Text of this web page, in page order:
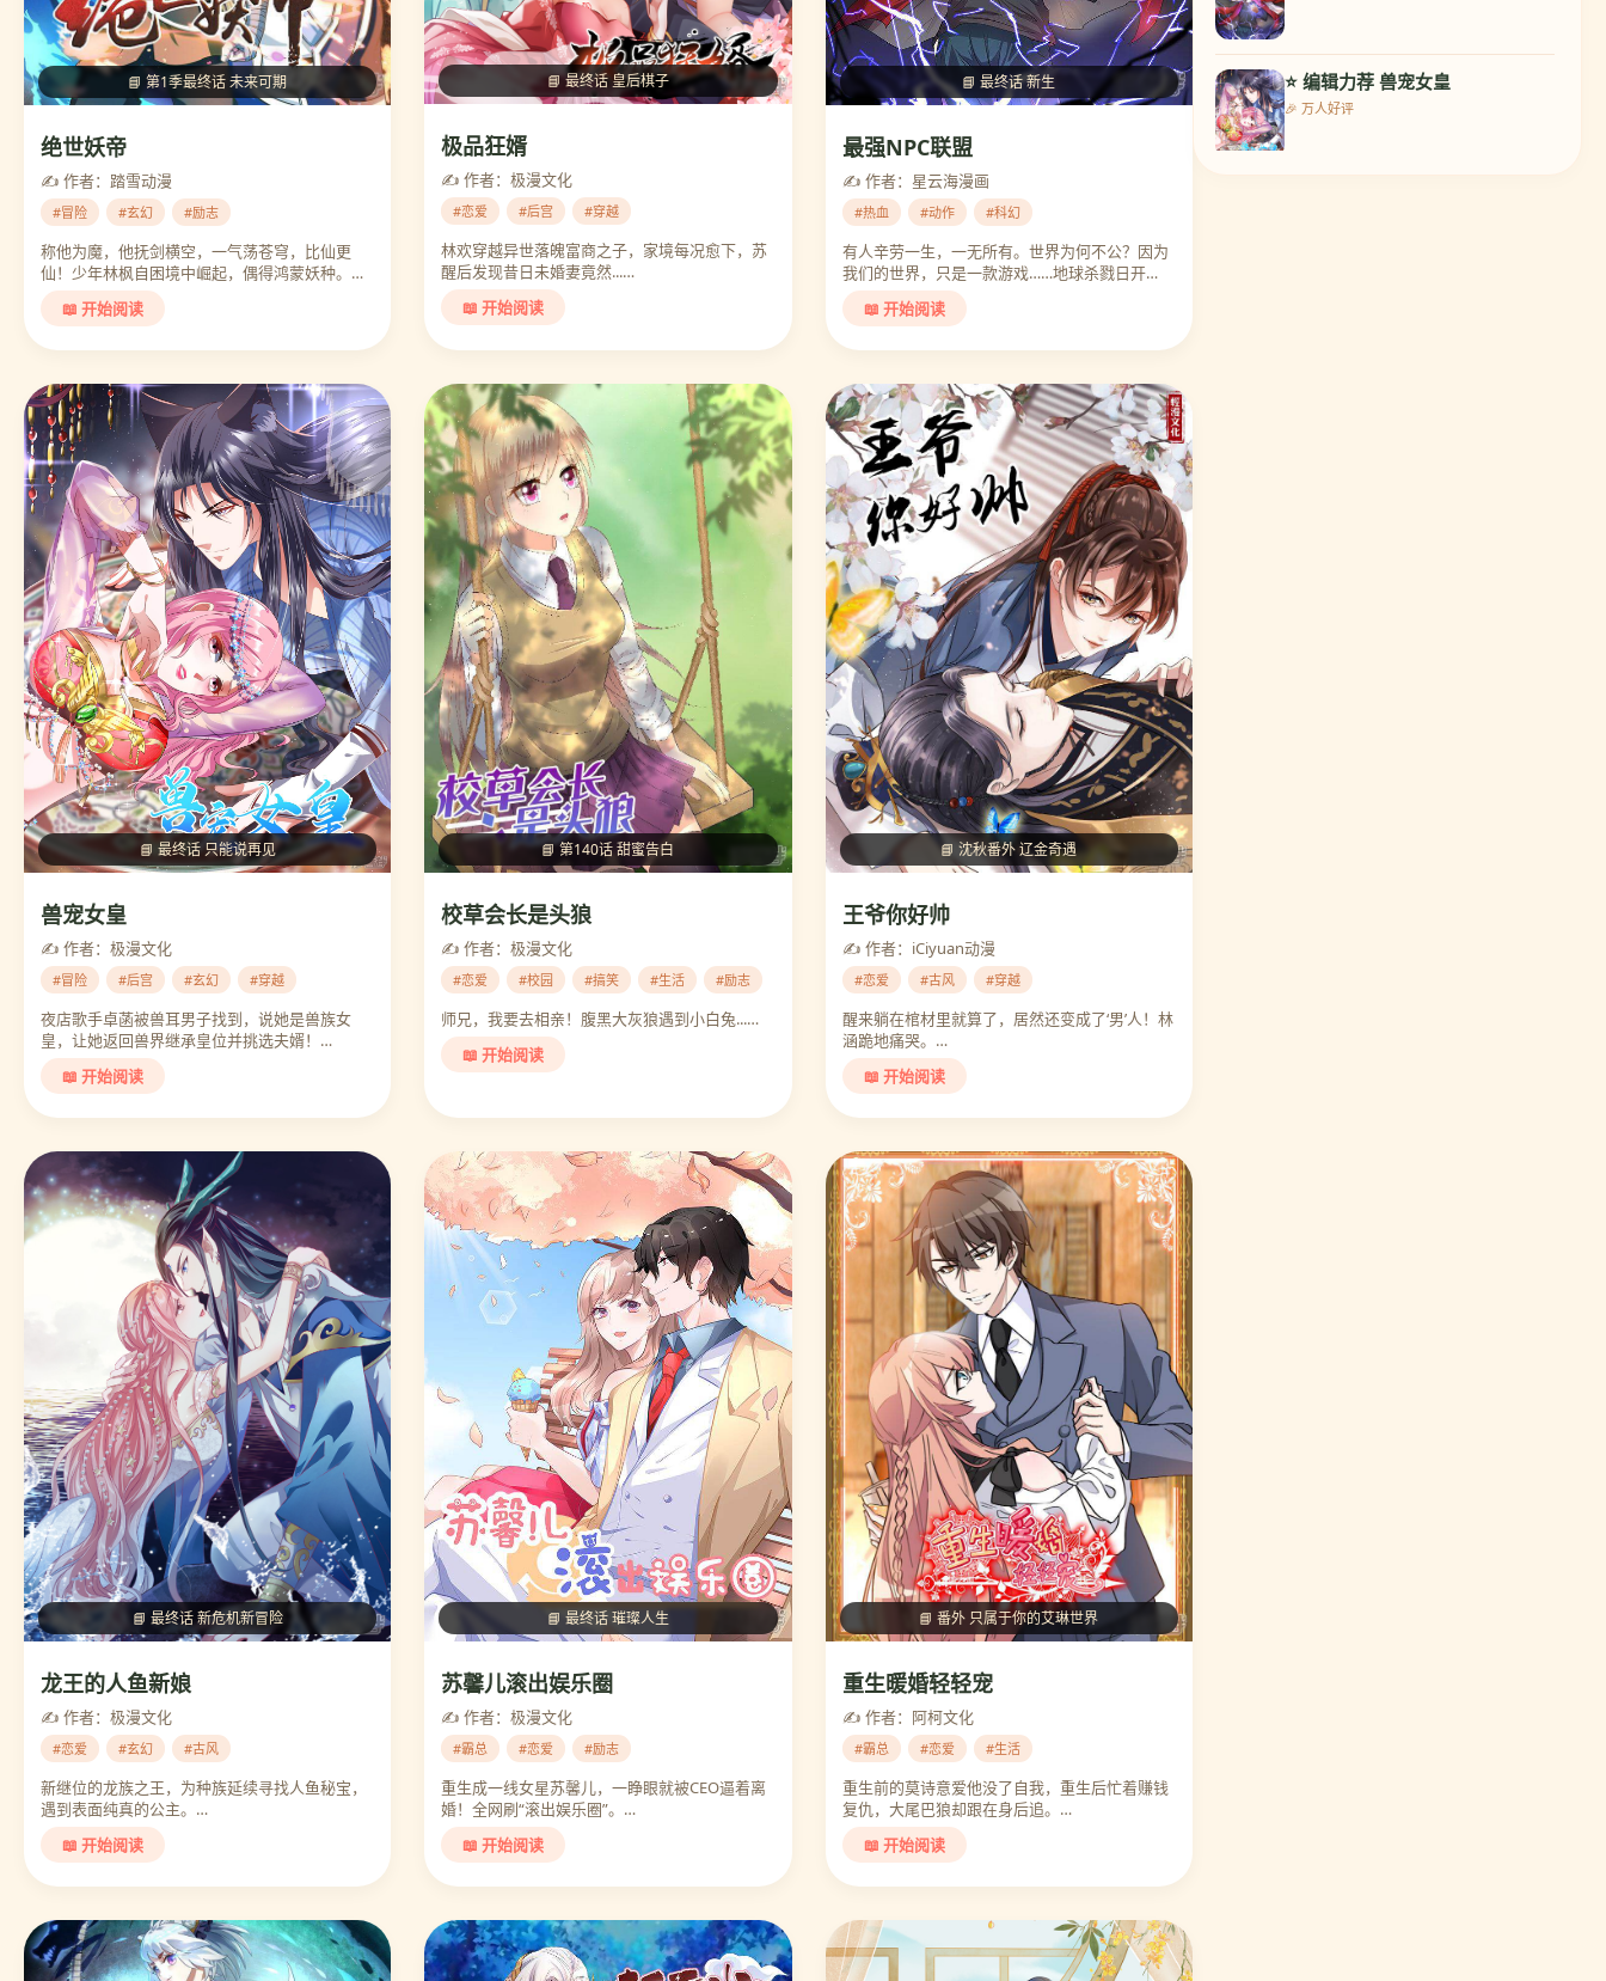
📘 第1季最终话 未来可期
绝世妖帝
✍️ 作者：踏雪动漫
#冒险 #玄幻 #励志
称他为魔，他抚剑横空，一气荡苍穹，比仙更
仙！少年林枫自困境中崛起，偶得鸿蒙妖种。…
📖 开始阅读
📘 最终话 皇后棋子
极品狂婿
✍️ 作者：极漫文化
#恋爱 #后宫 #穿越
林欢穿越异世落魄富商之子，家境每况愈下，苏
醒后发现昔日未婚妻竟然...…
📖 开始阅读
📘 最终话 新生
最强NPC联盟
✍️ 作者：星云海漫画
#热血 #动作 #科幻
有人辛劳一生，一无所有。世界为何不公？因为
我们的世界，只是一款游戏……地球杀戮日开
启！…
📖 开始阅读
📘 最终话 只能说再见
兽宠女皇
✍️ 作者：极漫文化
#冒险 #后宫 #玄幻 #穿越
夜店歌手卓菡被兽耳男子找到，说她是兽族女
皇，让她返回兽界继承皇位并挑选夫婿！…
📖 开始阅读
📘 第140话 甜蜜告白
校草会长是头狼
✍️ 作者：极漫文化
#恋爱 #校园 #搞笑 #生活 #励志
师兄，我要去相亲！腹黑大灰狼遇到小白兔...…
📖 开始阅读
📘 沈秋番外 辽金奇遇
王爷你好帅
✍️ 作者：iCiyuan动漫
#恋爱 #古风 #穿越
醒来躺在棺材里就算了，居然还变成了‘男’人！林
涵跪地痛哭。…
📖 开始阅读
📘 最终话 新危机新冒险
龙王的人鱼新娘
✍️ 作者：极漫文化
#恋爱 #玄幻 #古风
新继位的龙族之王，为种族延续寻找人鱼秘宝，
遇到表面纯真的公主。…
📖 开始阅读
📘 最终话 璀璨人生
苏馨儿滚出娱乐圈
✍️ 作者：极漫文化
#霸总 #恋爱 #励志
重生成一线女星苏馨儿，一睁眼就被CEO逼着离
婚！全网刷“滚出娱乐圈”。…
📖 开始阅读
📘 番外 只属于你的艾琳世界
重生暖婚轻轻宠
✍️ 作者：阿柯文化
#霸总 #恋爱 #生活
重生前的莫诗意爱他没了自我，重生后忙着赚钱
复仇，大尾巴狼却跟在身后追。…
📖 开始阅读
11. 苏馨儿滚出娱乐圈
🔥 热度 9859
⭐ 编辑力荐 兽宠女皇
🎉 万人好评